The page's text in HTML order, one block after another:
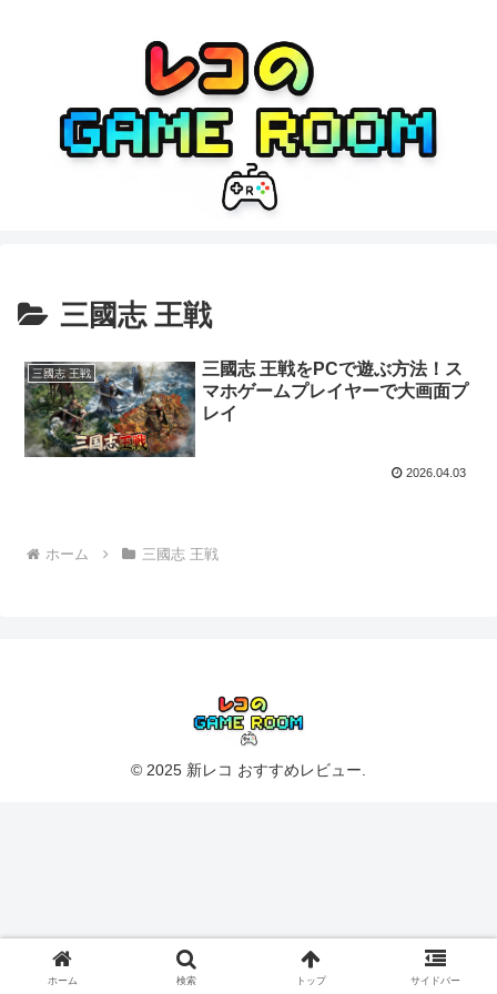
三國志 王戦
三國志 王戦
三國志 王戦をPCで遊ぶ方法！ス
マホゲームプレイヤーで大画面プ
レイ
2026.04.03
ホーム 三國志 王戦
© 2025 新レコ おすすめレビュー.
ホーム 検索 トップ サイドバー